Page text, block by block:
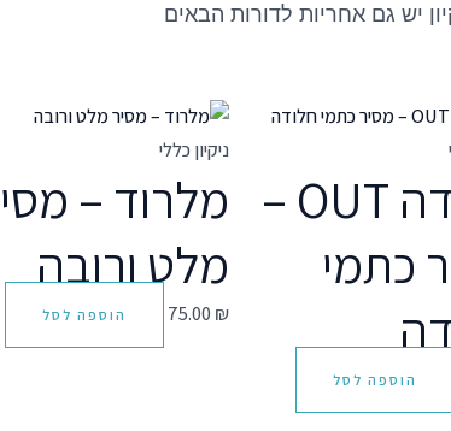
יש גם אחריות לדורות הבאים
חלודה OUT –
כתמי
הוספה לסל
ניקיון כללי
מלרוד –
מלט ורובה
75.00 ₪ הוספה לסל